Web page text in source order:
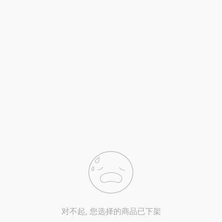
对不起, 您选择的商品已下架